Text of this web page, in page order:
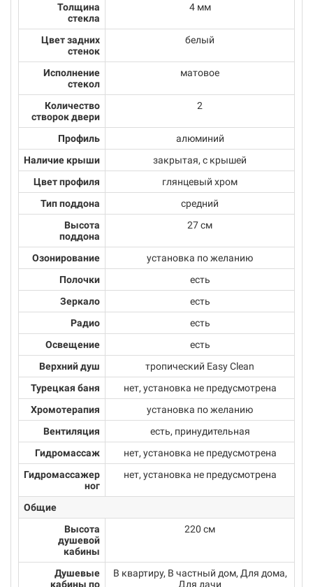
Толщина
стекла
4 мм
Цвет задних
стенок
белый
Исполнение
стекол
матовое
Количество
створок двери
2
Профиль
алюминий
Наличие крыши
закрытая, с крышей
Цвет профиля
глянцевый хром
Тип поддона
средний
Высота
поддона
27 см
Озонирование
установка по желанию
Полочки
есть
Зеркало
есть
Радио
есть
Освещение
есть
Верхний душ
тропический Easy Clean
Турецкая баня
нет, установка не предусмотрена
Хромотерапия
установка по желанию
Вентиляция
есть, принудительная
Гидромассаж
нет, установка не предусмотрена
Гидромассажер
ног
нет, установка не предусмотрена
Общие
Высота
душевой
кабины
220 см
Душевые
кабины по
В квартиру, В частный дом, Для дома,
Для дачи